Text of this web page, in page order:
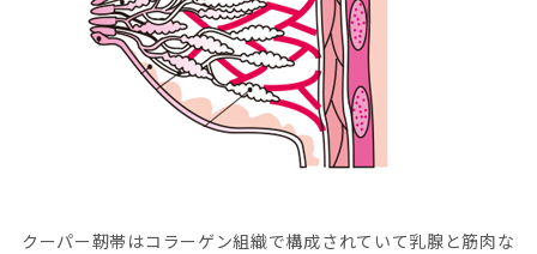
クーパー靭帯はコラーゲン組織で構成されていて乳腺と筋肉な